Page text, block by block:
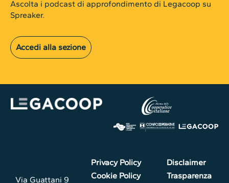
Ascolta i podcast di approfondimento di Legacoop su
Spreaker.
Accedi alla sezione
Via Guattani 9
Privacy Policy
Cookie Policy
Disclaimer
Trasparenza